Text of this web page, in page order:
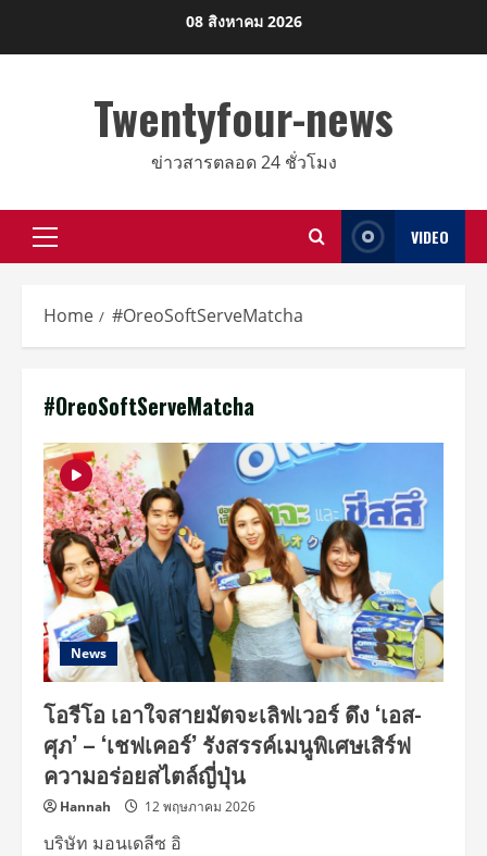
08 สิงหาคม 2026
Twentyfour-news
ข่าวสารตลอด 24 ชั่วโมง
Primary
VIDEO
Home #OreoSoftServeMatcha
#OreoSoftServeMatcha
News
โอรีโอ เอาใจสายมัตจะเลิฟเวอร์ ดึง ‘เอส-
ศุภ’ – ‘เชฟเคอร์’ รังสรรค์เมนูพิเศษเสิร์ฟ
ความอร่อยสไตล์ญี่ปุ่น
Hannah 12 พฤษภาคม 2026
บริษัท มอนเดลีซ อิ